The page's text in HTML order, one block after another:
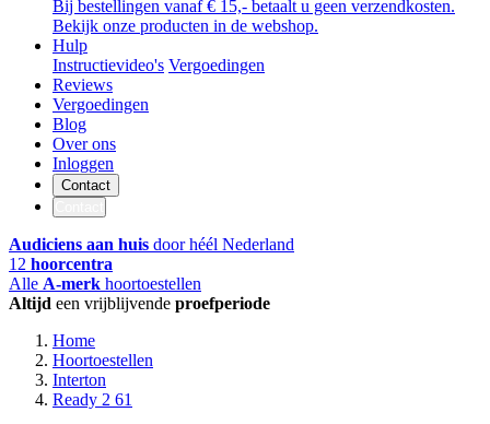
Bij bestellingen vanaf € 15,- betaalt u geen verzendkosten.
Bekijk onze producten in de webshop.
Hulp
Instructievideo's Vergoedingen
Reviews
Vergoedingen
Blog
Over ons
Inloggen
Contact
Audiciens aan huis door héél Nederland
12 hoorcentra
Alle A-merk hoortoestellen
Altijd een vrijblijvende proefperiode
Home
Hoortoestellen
Interton
Ready 2 61